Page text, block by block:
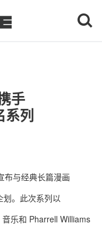
手
系列
布与经典长篇漫画
划。此次系列以
乐和 Pharrell Williams